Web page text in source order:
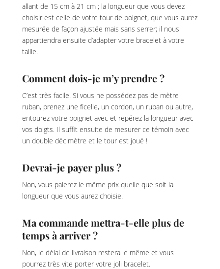
allant de 15 cm à 21 cm ; la longueur que vous devez
choisir est celle de votre tour de poignet, que vous aurez
mesurée de façon ajustée mais sans serrer; il nous
appartiendra ensuite d’adapter votre bracelet à votre
taille.
Comment dois-je m’y prendre ?
C’est très facile. Si vous ne possédez pas de mètre
ruban, prenez une ficelle, un cordon, un ruban ou autre,
entourez votre poignet avec et repérez la longueur avec
vos doigts. Il suffit ensuite de mesurer ce témoin avec
un double décimètre et le tour est joué !
Devrai-je payer plus ?
Non, vous paierez le même prix quelle que soit la
longueur que vous aurez choisie.
Ma commande mettra-t-elle plus de
temps à arriver ?
Non, le délai de livraison restera le même et vous
pourrez très vite porter votre joli bracelet.